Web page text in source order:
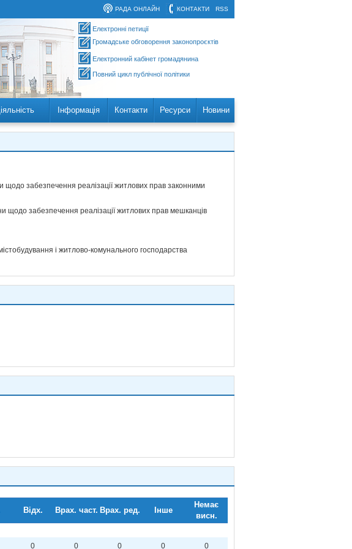
RSS
КОНТАКТИ
РАДА ОНЛАЙН
Електронні петиції
Громадське обговорення законопроєктів
Електронний кабінет громадянина
Повний цикл публічної політики
Інформація Контакти Ресурси Новини
щодо забезпечення реалізації житлових прав законними
щодо забезпечення реалізації житлових прав мешканців
і житлово-комунального господарства
Відх. Врах. част. Врах. ред. Інше
Немає
висн.
0 0 0 0 0